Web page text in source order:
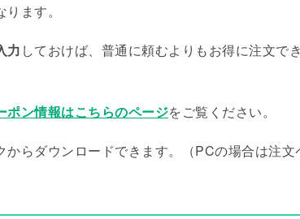
ます。
力 しておけば、普通に頼むよりもお得に注文で
ポン情報はこちらのページをご覧ください。
からダウンロードできます。（PCの場合は注